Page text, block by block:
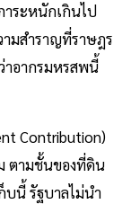
าระหนักเกินไป
มสำราญที่ราษฎร
าอากรมหรสพนี้
Contribution)
ตามชั้นของที่ดิน
บนี้ รัฐบาลไม่นำ